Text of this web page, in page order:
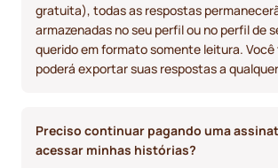
gratuita), todas as respostas
armazenadas no seu perfil ou no perfil de
querido em formato somente leitura.
poderá exportar suas respostas a
Preciso continuar pagando uma
acessar minhas histórias?